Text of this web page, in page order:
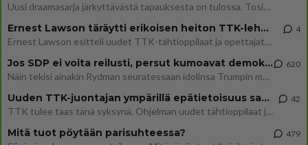
Uusi draamasarja järkyttävästä tapauksesta on tulossa. Tositapahtumiin perustuva sarja ammentaa vuoden 1986 Mikkelin pan
Ernest Lawson täräytti erikoisen heiton TTK-lehdistötilaisuudessa: " Onko tässä tarkoituksena...?"
Ernest Lawson esitteli uudet TTK-tähtioppilaat ja opettajat torstaina 6.8. lehdistölle. Tulevalla kaudella on yksi hausk
4
Jos SDP ei voita reilusti, persut kumoavat demokratian Suomesta
Näin tekisi ainakin Rydman seuratessaan idolinsa Trumpin mallia https://www.is.fi/politiikka/art-2000012187244.html
620
Uuden TTK-juontajan ympärillä epätietoisuus sakenee - Nyt MTV hämmentää soppaa
TTK tulee taas tänä syksynä. Ohjelman uudet tähtioppilaat julkistetaan torstaina 6. elokuuta klo 14 alkavassa lehdistö
42
Mitä tuot pöytään parisuhteessa? 479